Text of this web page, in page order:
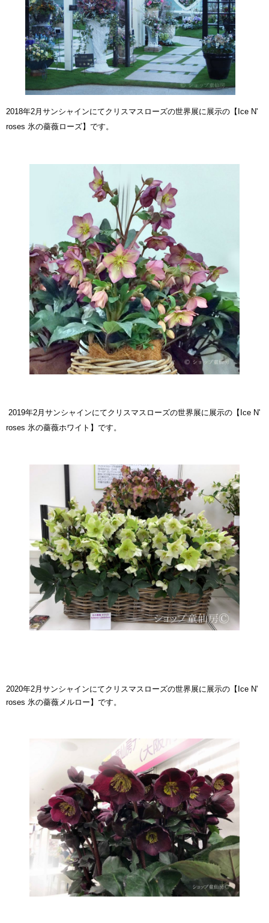
2018年2月サンシャインにてクリスマスローズの世界展に展示の 【Ice N'
roses 氷の薔薇ローズ】 です。
2019年2月サンシャインにてクリスマスローズの世界展に展示の 【Ice N'
roses 氷の薔薇ホワイト】 です。
2020年2月サンシャインにてクリスマスローズの世界展に展示の【Ice N'
roses 氷の薔薇メルロー】です。